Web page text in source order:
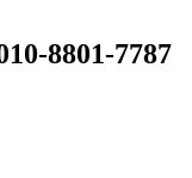
8801-7787